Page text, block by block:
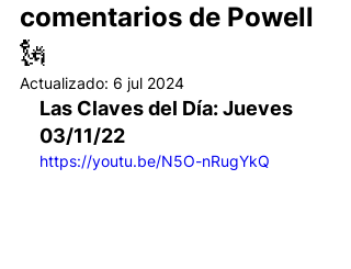
comentarios de Powell
🗽
Actualizado: 6 jul 2024
Las Claves del Día: Jueves
03/11/22
https://youtu.be/N5O-nRugYkQ